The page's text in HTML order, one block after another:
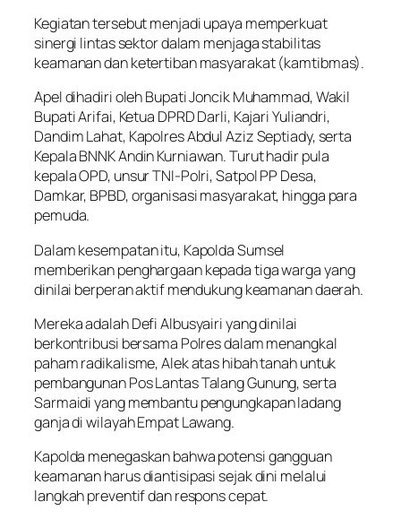
Kegiatan tersebut menjadi upaya memperkuat
sinergi lintas sektor dalam menjaga stabilitas
keamanan dan ketertiban masyarakat (kamtibmas).
Apel dihadiri oleh Bupati Joncik Muhammad, Wakil
Bupati Arifai, Ketua DPRD Darli, Kajari Yuliandri,
Dandim Lahat, Kapolres Abdul Aziz Septiady, serta
Kepala BNNK Andin Kurniawan. Turut hadir pula
kepala OPD, unsur TNI-Polri, Satpol PP Desa,
Damkar, BPBD, organisasi masyarakat, hingga para
pemuda.
Dalam kesempatan itu, Kapolda Sumsel
memberikan penghargaan kepada tiga warga yang
dinilai berperan aktif mendukung keamanan daerah.
Mereka adalah Defi Albusyairi yang dinilai
berkontribusi bersama Polres dalam menangkal
paham radikalisme, Alek atas hibah tanah untuk
pembangunan Pos Lantas Talang Gunung, serta
Sarmaidi yang membantu pengungkapan ladang
ganja di wilayah Empat Lawang.
Kapolda menegaskan bahwa potensi gangguan
keamanan harus diantisipasi sejak dini melalui
langkah preventif dan respons cepat.